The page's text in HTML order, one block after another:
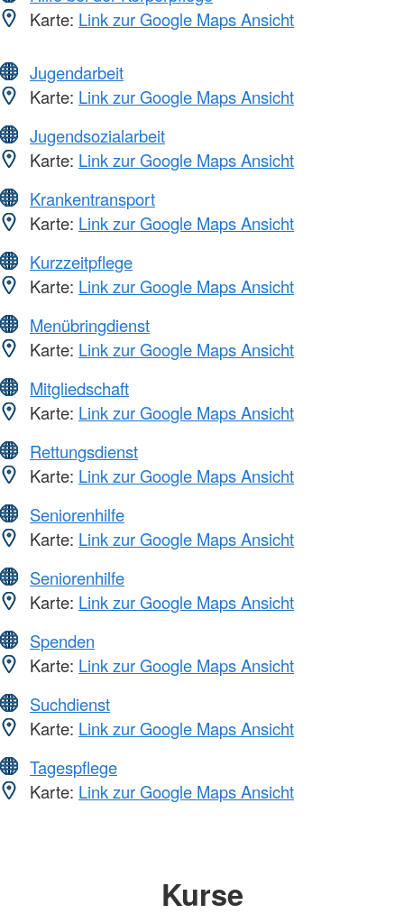
Karte: Link zur Google Maps Ansicht
Jugendarbeit
Karte: Link zur Google Maps Ansicht
Jugendsozialarbeit
Karte: Link zur Google Maps Ansicht
Krankentransport
Karte: Link zur Google Maps Ansicht
Kurzzeitpflege
Karte: Link zur Google Maps Ansicht
Menübringdienst
Karte: Link zur Google Maps Ansicht
Mitgliedschaft
Karte: Link zur Google Maps Ansicht
Rettungsdienst
Karte: Link zur Google Maps Ansicht
Seniorenhilfe
Karte: Link zur Google Maps Ansicht
Seniorenhilfe
Karte: Link zur Google Maps Ansicht
Spenden
Karte: Link zur Google Maps Ansicht
Suchdienst
Karte: Link zur Google Maps Ansicht
Tagespflege
Karte: Link zur Google Maps Ansicht
Kurse